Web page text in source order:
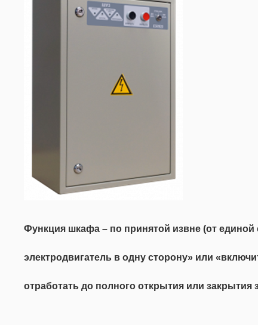
Функция шкафа – по принятой извне (от
электродвигатель в одну сторону» или
отработать до полного открытия или